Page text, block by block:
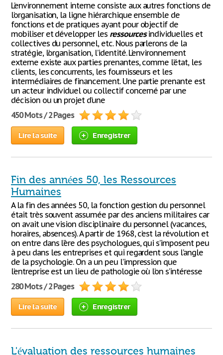
L’environnement interne consiste aux autres fonctions de
l’organisation, la ligne hiérarchique ensemble de
fonctions et de pratiques ayant pour objectif de
mobiliser et développer les ressourcesindividuelles et
collectives du personnel, etc. Nous parlerons de la
stratégie, l’organisation, l’identité. L’environnement
externe existe aux parties prenantes, comme l’état, les
clients, les concurrents, les fournisseurs et les
intermédiaires de financement. Une partie prenante est
un acteur individuel ou collectif concerné par une
décision ou un projet d’une
450 Mots / 2 Pages
Lire la suite Enregistrer
Fin des années 50, les Ressources
Humaines
A la fin des années 50, la fonction gestion du personnel
était très souvent assumée par des anciens militaires car
on avait une vision disciplinaire du personnel (vacances,
horaires, absences). A partir de 1968, c’est la révolution et
on entre dans l’ère des psychologues, qui s’imposent peu
à peu dans les entreprises et qui regardent sous l’angle
de la psychologie. On a un peu l’impression que
l’entreprise est un lieu de pathologie où l’on s’intéresse
280 Mots / 2 Pages
Lire la suite Enregistrer
L'évaluation des ressources humaines